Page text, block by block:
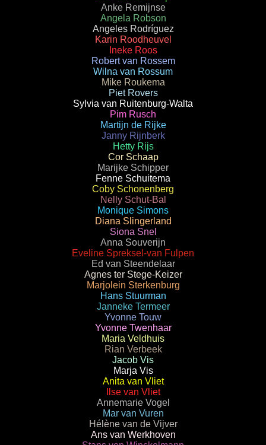
Anke Remijnse
Angela Robson
Angeles Rodríguez
Karin Roodheuvel
Ineke Roos
Robert van Rossem
Wilna van Rossum
Mike Roukema
Piet Rovers
Sylvia van Ruitenburg-Walta
Pim Rusch
Martijn de Rijke
Janny Rijnberk
Hetty Rijs
Cor Schaap
Marijke Schipper
Fenne Schuitema
Coby Schonenberg
Nelly Schut-Bal
Monique Simons
Diana Slingerland
Siona Snel
Anna Souverijn
Eveline Spreksel-van Fulpen
Ed van Steendelaar
Agnes ter Stege-Keizer
Marjolein Sterkenburg
Hans Stuurman
Janneke Termeer
Yvonne Touw
Yvonne Twenhaar
Maria Veldhuis
Rian Verbeek
Jacob Vis
Marja Vis
Anita van Vliet
Ilse van Vliet
Annemarie Vogel
Mar van Vuren
Hélène van de Vijver
Ans van Werkhoven